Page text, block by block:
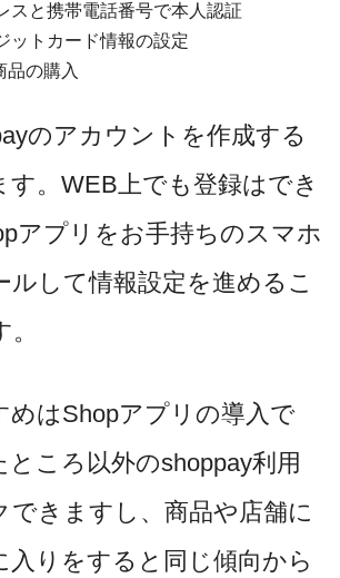
スと携帯電話番号で本人認証
ットカード情報の設定
品の購入
のアカウントを作成する
す。WEB上でも登録はでき
アプリ をお手持ちのスマホ
ルして情報設定を進めるこ
めはShopアプリの導入で
ころ以外のshoppay利用
できますし、商品や店舗に
入りをすると同じ傾向から